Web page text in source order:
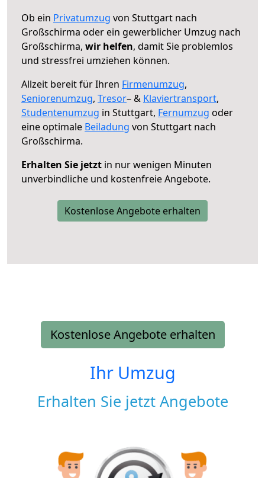
Ob ein Privatumzug von Stuttgart nach
Großschirma oder ein gewerblicher Umzug nach
Großschirma, wir helfen, damit Sie problemlos
und stressfrei umziehen können.
Allzeit bereit für Ihren Firmenumzug,
Seniorenumzug, Tresor– & Klaviertransport,
Studentenumzug in Stuttgart, Fernumzug oder
eine optimale Beiladung von Stuttgart nach
Großschirma.
Erhalten Sie jetzt in nur wenigen Minuten
unverbindliche und kostenfreie Angebote.
Kostenlose Angebote erhalten
Kostenlose Angebote erhalten
Ihr Umzug
Erhalten Sie jetzt Angebote